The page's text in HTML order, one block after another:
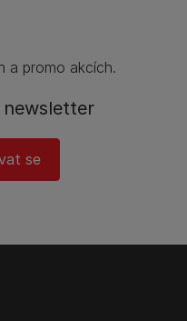
a promo akcích.
newsletter
se